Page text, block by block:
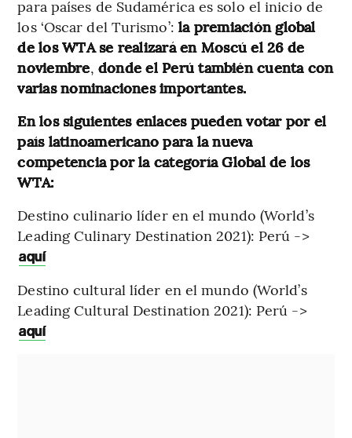
para países de Sudamérica es solo el inicio de
los ‘Oscar del Turismo’: la premiación global
de los WTA se realizará en Moscú el 26 de
noviembre, donde el Perú también cuenta con
varias nominaciones importantes.
En los siguientes enlaces pueden votar por el
país latinoamericano para la nueva
competencia por la categoría Global de los
WTA:
Destino culinario líder en el mundo (World’s
Leading Culinary Destination 2021): Perú ->
aquí
Destino cultural líder en el mundo (World’s
Leading Cultural Destination 2021): Perú ->
aquí